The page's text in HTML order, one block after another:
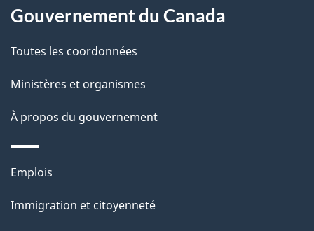
a
g
e
a
t
i
n
s
r
c
Gouvernement du Canada
Toutes les coordonnées
Ministères et organismes
À propos du gouvernement
Thèmes
sujets
Emplois
Immigration et citoyenneté